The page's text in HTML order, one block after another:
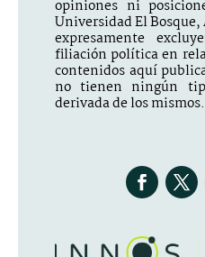
opiniones ni
Universidad El Bosque,
expresamente
filiación política en
contenidos aquí
no tienen ningún
derivada de los mismos.